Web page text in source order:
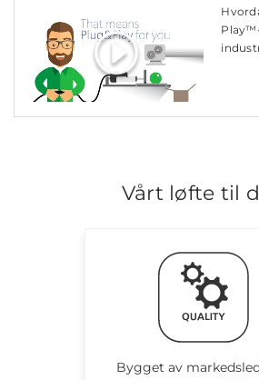
Vårt løfte til
Bygget av